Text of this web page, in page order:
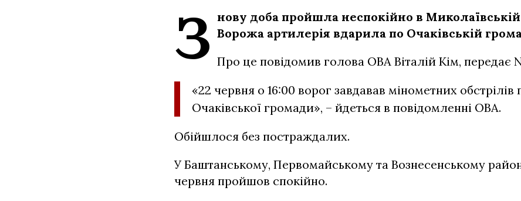
З нову доба пройшла неспокійно в Миколаївській
Ворожа артилерія вдарила по Очаківській
Про це повідомив голова ОВА Віталій Кім, передає
«22 червня о 16:00 ворог завдавав мінометних обстрілів
Очаківської громади», – йдеться в повідомленні ОВА.
Обійшлося без постраждалих.
У Баштанському, Первомайському та Вознесенському
червня пройшов спокійно.